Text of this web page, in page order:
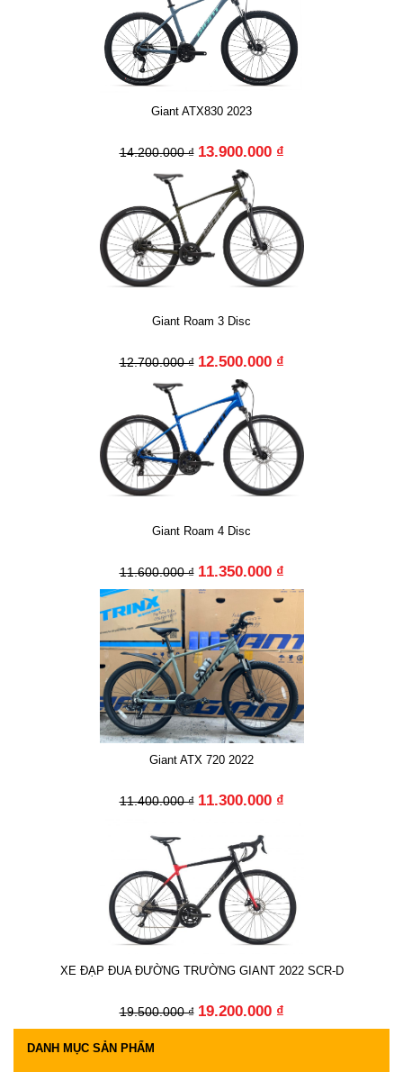
Giant ATX830 2023
14.200.000 ₫ 13.900.000 ₫
Giant Roam 3 Disc
12.700.000 ₫ 12.500.000 ₫
Giant Roam 4 Disc
11.600.000 ₫ 11.350.000 ₫
Giant ATX 720 2022
11.400.000 ₫ 11.300.000 ₫
XE ĐẠP ĐUA ĐƯỜNG TRƯỜNG GIANT 2022 SCR-D
19.500.000 ₫ 19.200.000 ₫
DANH MỤC SẢN PHẨM